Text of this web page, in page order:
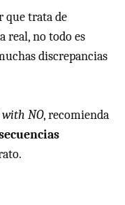
que trata de
real, no todo es
discrepancias
NO, recomienda